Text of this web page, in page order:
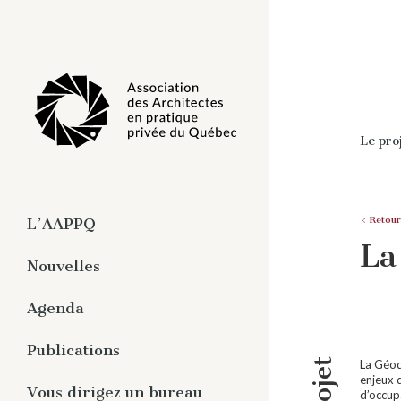
L’AAPPQ
À propos
Travaux
l’architecture
Nouvelles
Agenda
Publications
Magazine numérique -
Vous dirigez un bureau
Le
<
La
enjeux